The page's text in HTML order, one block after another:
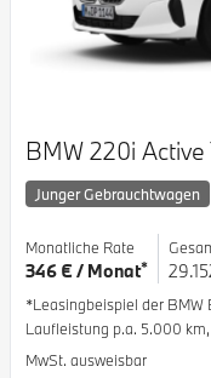
BMW 220i Active
Junger Gebrauchtwagen
Monatliche Rate
346 € / Monat*
*Leasingbeispiel der BMW
Laufleistung p.a. 5.000 km,
MwSt. ausweisbar